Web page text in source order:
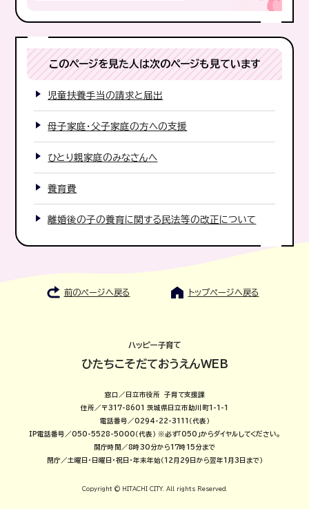
このページを見た人は次のページも見ています
児童扶養手当の請求と届出
母子家庭・父子家庭の方への支援
ひとり親家庭のみなさんへ
養育費
離婚後の子の養育に関する民法等の改正について
前のページへ戻る トップページへ戻る
ハッピー子育て
ひたちこそだておうえんWEB
窓口／日立市役所 子育て支援課
住所／〒317-8601 茨城県日立市助川町1-1-1
電話番号／0294-22-3111（代表）
IP電話番号／050-5528-5000（代表） ※必ず「050」からダイヤルしてください。
開庁時間／8時30分から17時15分まで
閉庁／土曜日・日曜日・祝日・年末年始（12月29日から翌年1月3日まで）
Copyright © HITACHI CITY. All rights Reserved.